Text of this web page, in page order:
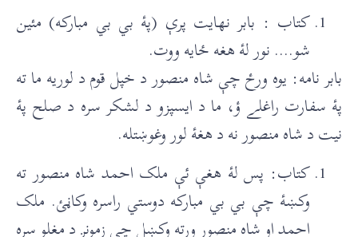
کتاب : بابر نهايت پرې (پۀ بي بي مبارکه) مئين
شو…. نور لۀ هغه ځايه ووت.
بابر نامه: يوه ورځ چې شاه منصور د خپل قوم د لوريه ما ته
پۀ سفارت راغلے ؤ، ما د ایسپزو د لشکر سره د صلح پۀ
نيت د شاه منصور نه د هغۀ لور وغوښتله.
کتاب: پس لۀ هغې ئې ملک احمد شاه منصور ته
وکښۀ چې بي بي مبارکه دوستي راسره وکاڼئ. ملک
احمد او شاه منصور ورته وکښل چې زمونږ د مغلو سره